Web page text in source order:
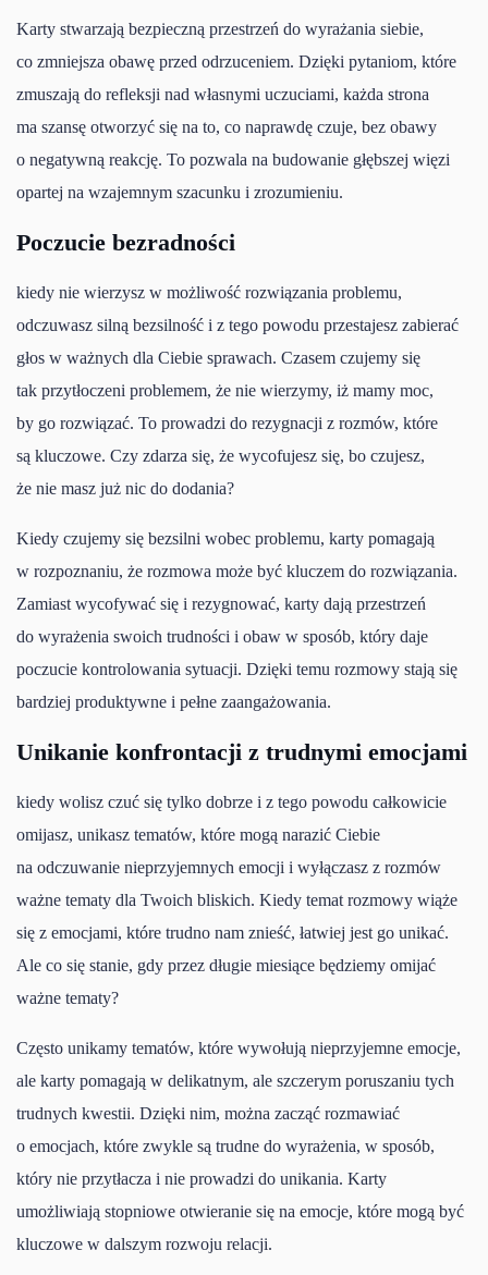
Karty stwarzają bezpieczną przestrzeń do wyrażania siebie,
co zmniejsza obawę przed odrzuceniem. Dzięki pytaniom, które
zmuszają do refleksji nad własnymi uczuciami, każda strona
ma szansę otworzyć się na to, co naprawdę czuje, bez obawy
o negatywną reakcję. To pozwala na budowanie głębszej więzi
opartej na wzajemnym szacunku i zrozumieniu.
Poczucie bezradności
kiedy nie wierzysz w możliwość rozwiązania problemu,
odczuwasz silną bezsilność i z tego powodu przestajesz zabierać
głos w ważnych dla Ciebie sprawach. Czasem czujemy się
tak przytłoczeni problemem, że nie wierzymy, iż mamy moc,
by go rozwiązać. To prowadzi do rezygnacji z rozmów, które
są kluczowe. Czy zdarza się, że wycofujesz się, bo czujesz,
że nie masz już nic do dodania?
Kiedy czujemy się bezsilni wobec problemu, karty pomagają
w rozpoznaniu, że rozmowa może być kluczem do rozwiązania.
Zamiast wycofywać się i rezygnować, karty dają przestrzeń
do wyrażenia swoich trudności i obaw w sposób, który daje
poczucie kontrolowania sytuacji. Dzięki temu rozmowy stają się
bardziej produktywne i pełne zaangażowania.
Unikanie konfrontacji z trudnymi emocjami
kiedy wolisz czuć się tylko dobrze i z tego powodu całkowicie
omijasz, unikasz tematów, które mogą narazić Ciebie
na odczuwanie nieprzyjemnych emocji i wyłączasz z rozmów
ważne tematy dla Twoich bliskich. Kiedy temat rozmowy wiąże
się z emocjami, które trudno nam znieść, łatwiej jest go unikać.
Ale co się stanie, gdy przez długie miesiące będziemy omijać
ważne tematy?
Często unikamy tematów, które wywołują nieprzyjemne emocje,
ale karty pomagają w delikatnym, ale szczerym poruszaniu tych
trudnych kwestii. Dzięki nim, można zacząć rozmawiać
o emocjach, które zwykle są trudne do wyrażenia, w sposób,
który nie przytłacza i nie prowadzi do unikania. Karty
umożliwiają stopniowe otwieranie się na emocje, które mogą być
kluczowe w dalszym rozwoju relacji.